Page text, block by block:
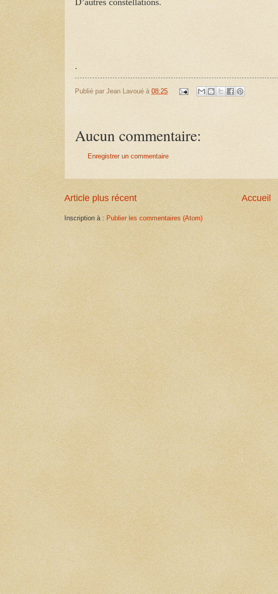
.
Publié par Jean Lavoué à 08:25
Aucun commentaire:
Enregistrer un commentaire
Article plus récent Accueil
Inscription à : Publier les commentaires (Atom)